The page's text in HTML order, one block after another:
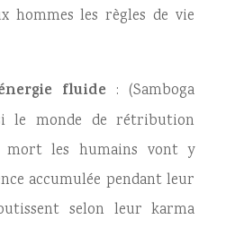
hommes les règles de vie
fluide : (Samboga
le monde de rétribution
mort les humains vont y
accumulée pendant leur
selon leur karma